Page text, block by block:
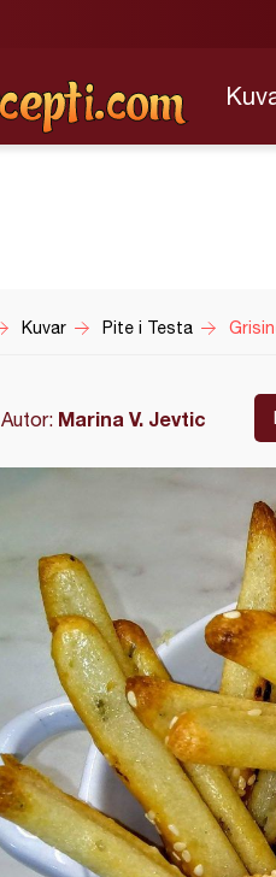
Kuvar Pite i Testa
Autor: Marina V. Jevtic